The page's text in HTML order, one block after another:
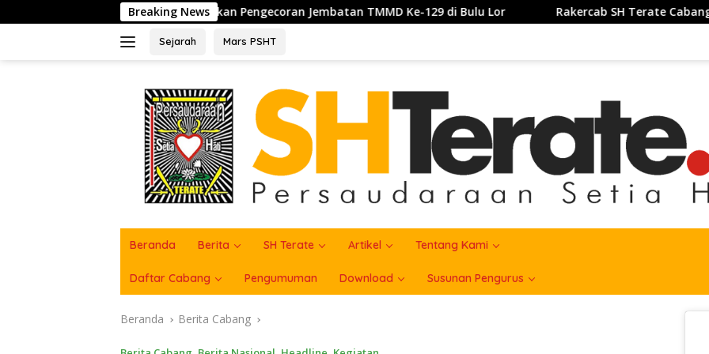
ke
Breaking News
Pengecoran Jembatan TMMD Ke-129 di Bulu Lor Rakercab SH Terate Cabang Kabupatrn Karawang Tahun
Sejarah Mars PSHT
Beranda Berita SH Terate Artikel Tentang Kami
Daftar Cabang Pengumuman Download Susunan Pengurus
Beranda Berita Cabang